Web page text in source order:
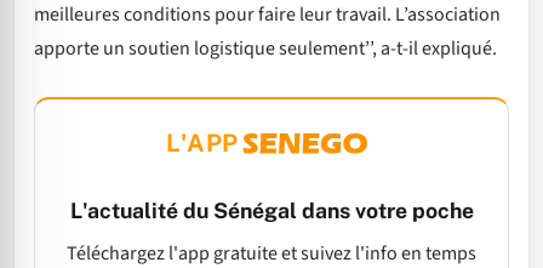
meilleures conditions pour faire leur travail. L’association
apporte un soutien logistique seulement’’, a-t-il expliqué.
L'APP
L'actualité du Sénégal dans votre poche
Téléchargez l'app gratuite et suivez l'info en temps